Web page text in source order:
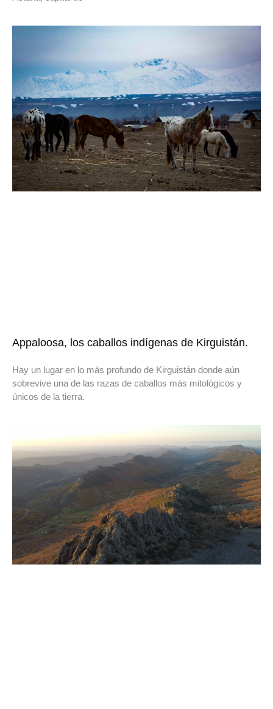
Appaloosa, los caballos indígenas de Kirguistán.
Hay un lugar en lo más profundo de Kirguistán donde aún
sobrevive una de las razas de caballos más mitológicos y
únicos de la tierra.